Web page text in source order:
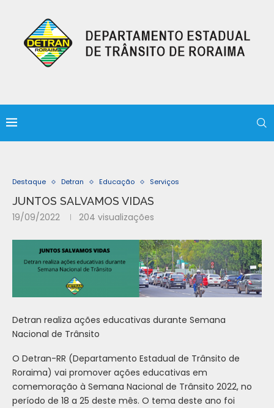
Destaque Detran Educação Serviços
JUNTOS SALVAMOS VIDAS
19/09/2022 204 visualizações
Detran realiza ações educativas durante Semana
Nacional de Trânsito
O Detran-RR (Departamento Estadual de Trânsito de
Roraima) vai promover ações educativas em
comemoração à Semana Nacional de Trânsito 2022, no
período de 18 a 25 deste mês. O tema deste ano foi